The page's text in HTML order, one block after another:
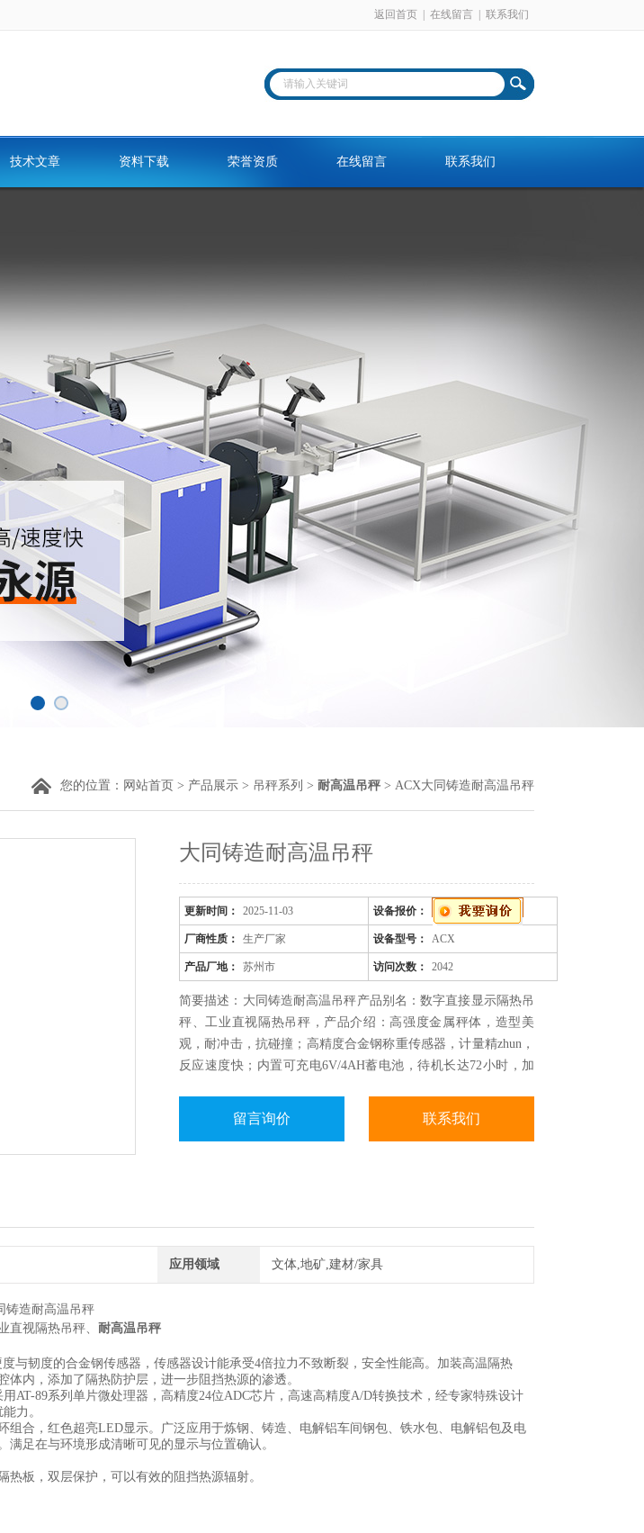
返回首页 在线留言 联系我们
技术文章 资料下载 荣誉资质 在线留言 联系我们
您的位置： 网站首页 > 产品展示 > 吊秤系列 > 耐高温吊秤 > ACX大同铸造耐高温吊秤
大同铸造耐高温吊秤
更新时间： 2025-11-03 设备报价：
厂商性质： 生产厂家 设备型号： ACX
产品厂地： 苏州市 访问次数： 2042
简要描述：大同铸造耐高温吊秤产品别名：数字直接显示隔热吊
秤、工业直视隔热吊秤，产品介绍：高强度金属秤体，造型美
观，耐冲击，抗碰撞；高精度合金钢称重传感器，计量精zhun，
反应速度快；内置可充电6V/4AH蓄电池，待机长达72小时，加
了隔热防护层，进一步阻挡热源的渗透。广泛应用于炼钢、铸
造、电解铝车间钢包、铁水包、电解铝包及电磁吸盘等高温、强
留言询价 联系我们
应用领域 文体,地矿,建材/家具
直视隔热吊秤、 耐高温吊秤
与韧度的合金钢传感器，传感器设计能承受4倍拉力不致断裂，安全性能高。加装高温隔热
内，添加了隔热防护层，进一步阻挡热源的渗透。
AT-89系列单片微处理器，高精度24位ADC芯片，高速高精度A/D转换技术，经专家特殊设计
力。
组合，红色超亮LED显示。广泛应用于炼钢、铸造、电解铝车间钢包、铁水包、电解铝包及电
足在与环境形成清晰可见的显示与位置确认。
板，双层保护，可以有效的阻挡热源辐射。